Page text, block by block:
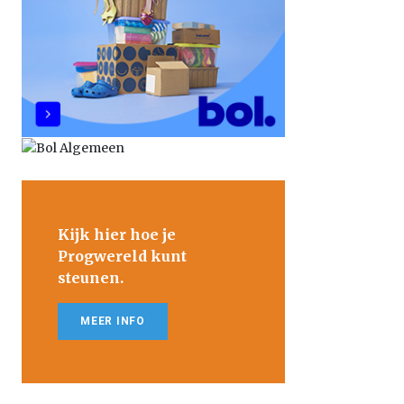
Kijk hier hoe je
Progwereld kunt
steunen.
MEER INFO